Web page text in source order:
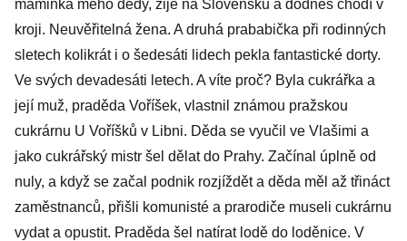
maminka mého dědy, žije na Slovensku a dodnes chodí v
kroji. Neuvěřitelná žena. A druhá prababička při rodinných
sletech kolikrát i o šedesáti lidech pekla fantastické dorty.
Ve svých devadesáti letech. A víte proč? Byla cukrářka a
její muž, praděda Voříšek, vlastnil známou pražskou
cukrárnu U Voříšků v Libni. Děda se vyučil ve Vlašimi a
jako cukrářský mistr šel dělat do Prahy. Začínal úplně od
nuly, a když se začal podnik rozjíždět a děda měl až třináct
zaměstnanců, přišli komunisté a prarodiče museli cukrárnu
vydat a opustit. Praděda šel natírat lodě do loděnice. V